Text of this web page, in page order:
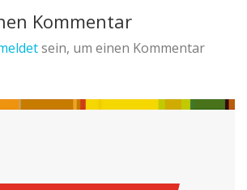
Kommentar
sein, um einen Kommentar